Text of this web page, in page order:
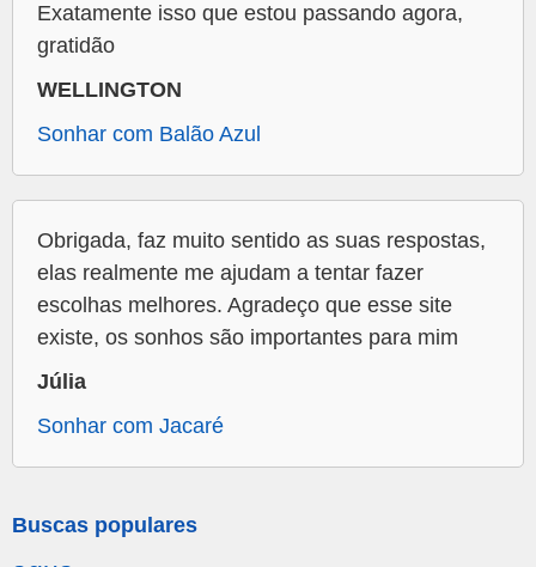
Exatamente isso que estou passando agora,
gratidão
WELLINGTON
Sonhar com Balão Azul
Obrigada, faz muito sentido as suas respostas,
elas realmente me ajudam a tentar fazer
escolhas melhores. Agradeço que esse site
existe, os sonhos são importantes para mim
Júlia
Sonhar com Jacaré
Buscas populares